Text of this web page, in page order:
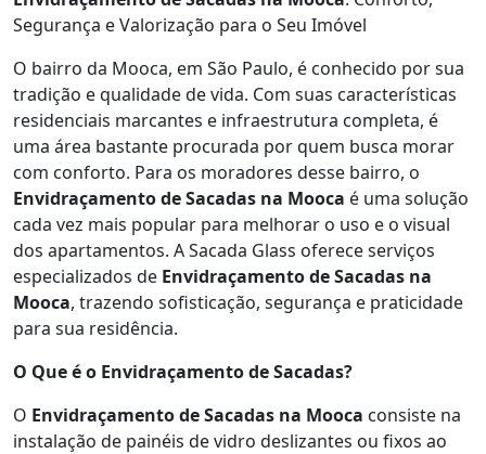
Segurança e Valorização para o Seu Imóvel
O bairro da Mooca, em São Paulo, é conhecido por sua
tradição e qualidade de vida. Com suas características
residenciais marcantes e infraestrutura completa, é
uma área bastante procurada por quem busca morar
com conforto. Para os moradores desse bairro, o
Envidraçamento de Sacadas na Mooca é uma solução
cada vez mais popular para melhorar o uso e o visual
dos apartamentos. A Sacada Glass oferece serviços
especializados de Envidraçamento de Sacadas na
Mooca, trazendo sofisticação, segurança e praticidade
para sua residência.
O Que é o Envidraçamento de Sacadas?
O Envidraçamento de Sacadas na Mooca consiste na
instalação de painéis de vidro deslizantes ou fixos ao